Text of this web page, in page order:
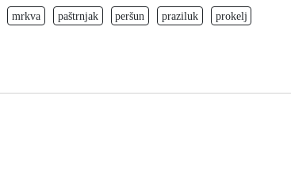
mrkva paštrnjak peršun praziluk prokelj